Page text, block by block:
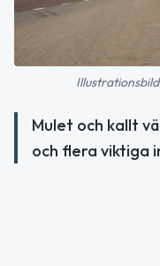
Mulet och kallt
och flera viktiga